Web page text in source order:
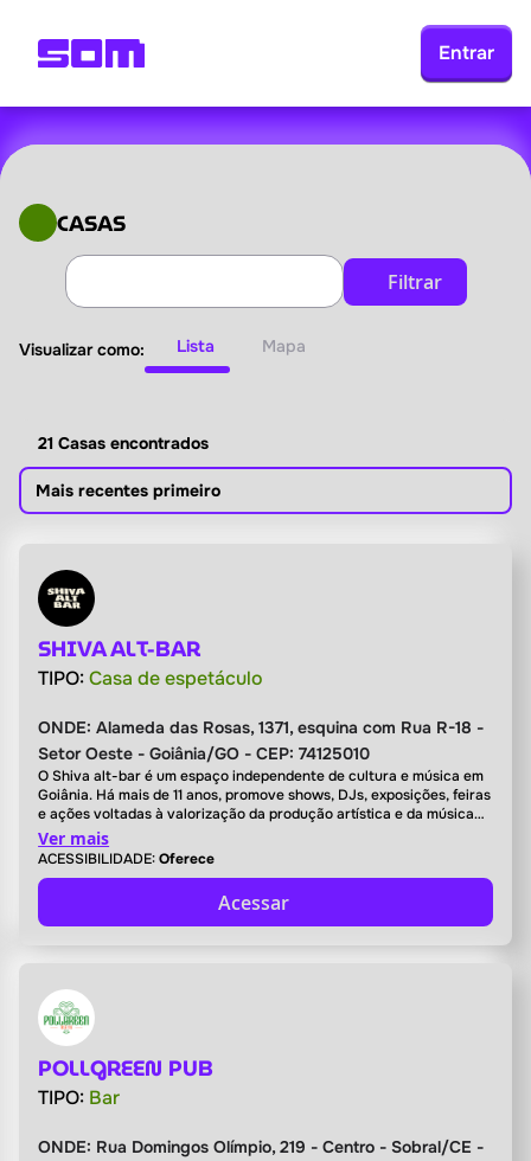
Entrar
CASAS
Visualizar como: Lista Mapa
Filtrar
21 Casas encontrados
SHIVA ALT-BAR
TIPO:Casa de espetáculo
ONDE:Alameda das Rosas, 1371, esquina com Rua R-18 -
Setor Oeste - Goiânia/GO - CEP: 74125010
O Shiva alt-bar é um espaço independente de cultura e música em
Goiânia. Há mais de 11 anos, promove shows, DJs, exposições, feiras
e ações voltadas à valorização da produção artística e da música
autoral. Integrante da Rota Cerrado, atua como ponto de encontro
entre artistas, produtores e público, fortalecendo a circulação
Ver mais
ACESSIBILIDADE:Oferece
Acessar
POLLGREEN PUB
TIPO: Bar
ONDE: Rua Domingos Olímpio, 219 - Centro - Sobral/CE -